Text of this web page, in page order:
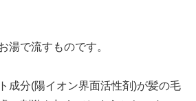
湯で流すものです。
成分(陽イオン界面活性剤)が髪の毛